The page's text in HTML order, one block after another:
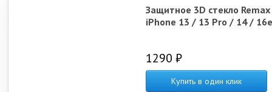
Защитное 3D стекло Remax
iPhone 13 / 13 Pro / 14 /
1290 ₽
Купить в один клик